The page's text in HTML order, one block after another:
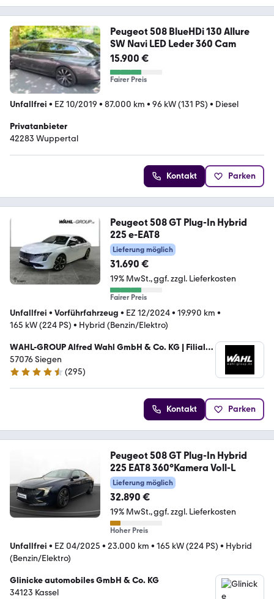
Peugeot 508 BlueHDi 130 Allure
SW Navi LED Leder 360 Cam
15.900 €
Fairer Preis
Unfallfrei • EZ 10/2019 • 87.000 km • 96 kW (131 PS) • Diesel
Privatanbieter
42283 Wuppertal
Kontakt Parken
Peugeot 508 GT Plug-In Hybrid
225 e-EAT8
Lieferung möglich
31.690 €
19% MwSt. ggf. zzgl. Lieferkosten
Fairer Preis
Unfallfrei • Vorführfahrzeug • EZ 12/2024• 19.990 km •
165 kW (224 PS) • Hybrid (Benzin/Elektro)
WAHL-GROUP Alfred Wahl GmbH & Co. KG | Filiale
Siegen
57076 Siegen
4.3 Sterne
(295)
Kontakt Parken
Peugeot 508 GT Plug-In Hybrid
225 EAT8 360°Kamera Voll-L
Lieferung möglich
32.890 €
19% MwSt. ggf. zzgl. Lieferkosten
Hoher Preis
Unfallfrei • EZ 04/2025 • 23.000 km • 165 kW (224 PS) • Hybrid
(Benzin/Elektro)
Glinicke automobiles GmbH & Co. KG
34123 Kassel